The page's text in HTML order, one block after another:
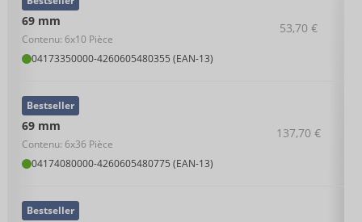
69 mm
Contenu: 6x10 Pièce
04173350000-4260605480355 (EAN-13)
53,70 €
69 mm
Contenu: 6x36 Pièce
04174080000-4260605480775 (EAN-13)
Bestseller
137,70 €
Bestseller